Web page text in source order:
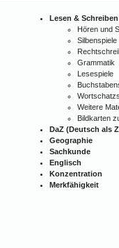
Lesen & Schreiben
Hören und
Silbenspiele
Grammatik
Lesespiele
Weitere
Bildkarten
DaZ (Deutsch als
Geographie
Sachkunde
Englisch
Konzentration
Merkfähigkeit